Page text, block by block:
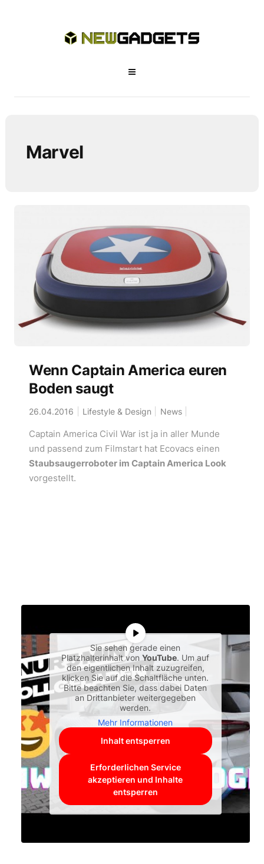
Marvel
Wenn Captain America euren
Boden saugt
26.04.2016 Lifestyle & Design News
Captain America Civil War ist ja in aller Munde
und passend zum Filmstart hat Ecovacs einen
Staubsaugerroboter im Captain America Look
vorgestellt.
Sie sehen gerade einen
Platzhalterinhalt vonYouTube. Um auf
den eigentlichen Inhalt zuzugreifen,
klicken Sie auf die Schaltfläche unten.
Bitte beachten Sie, dass dabei Daten
an Drittanbieter weitergegeben
werden.
Mehr Informationen
Inhalt entsperren
Erforderlichen Service
akzeptieren und Inhalte
entsperren